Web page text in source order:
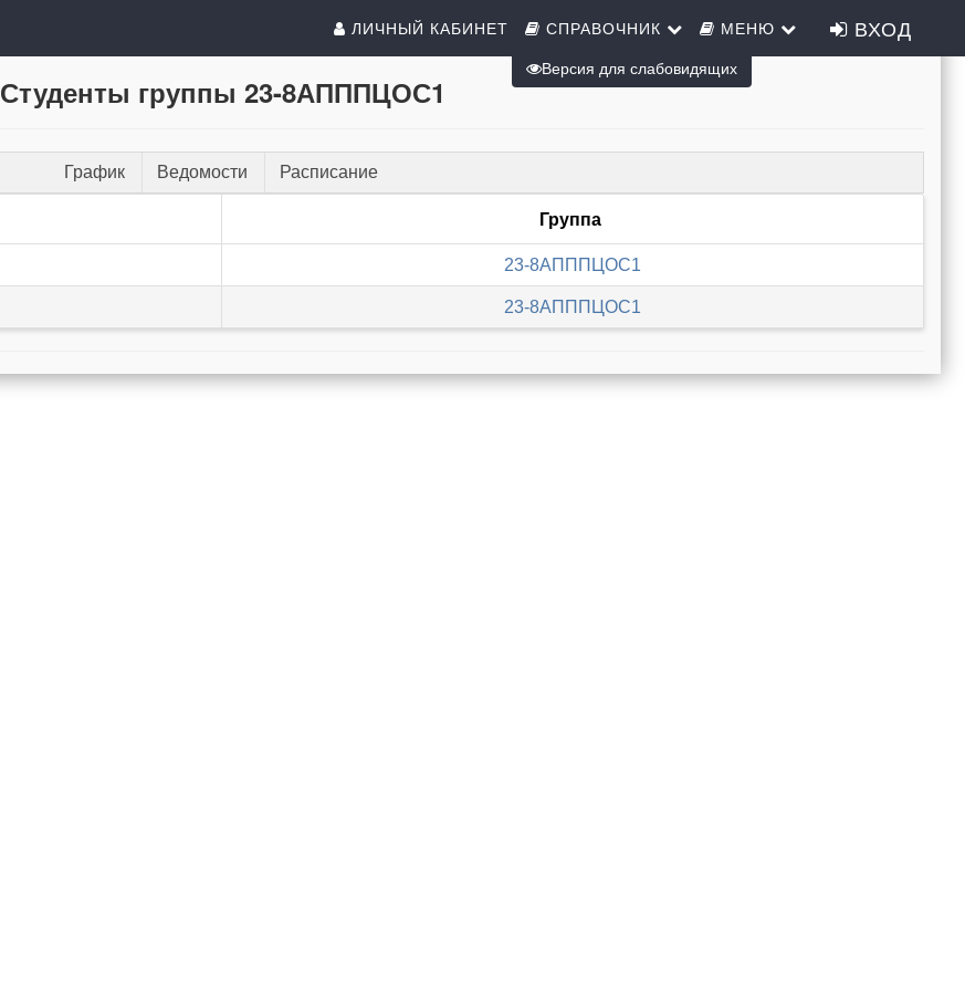
ЛИЧНЫЙ КАБИНЕТ СПРАВОЧНИК МЕНЮ ВХОД
Студенты группы 23-8АПППЦОС1
График Ведомости Расписание
Группа
23-8АПППЦОС1
23-8АПППЦОС1
Версия для слабовидящих